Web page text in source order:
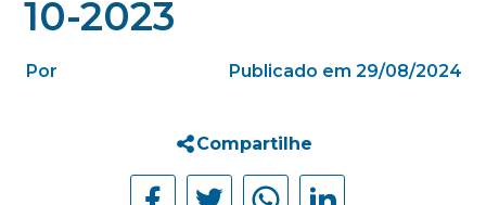
10-2023
Por Publicado em 29/08/2024
Compartilhe